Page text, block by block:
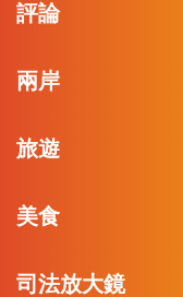
評論
兩岸
旅遊
美食
司法放大鏡